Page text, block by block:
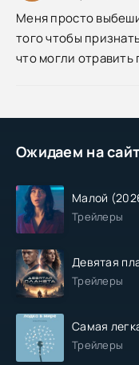
Ожидаем на
Малой
Трейлеры
Девятая
Трейлеры
Самая
Трейлеры
Меня просто
того чтобы
что могли отравить